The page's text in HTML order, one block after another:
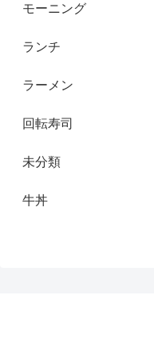
モーニング
ランチ
ラーメン
回転寿司
未分類
牛丼